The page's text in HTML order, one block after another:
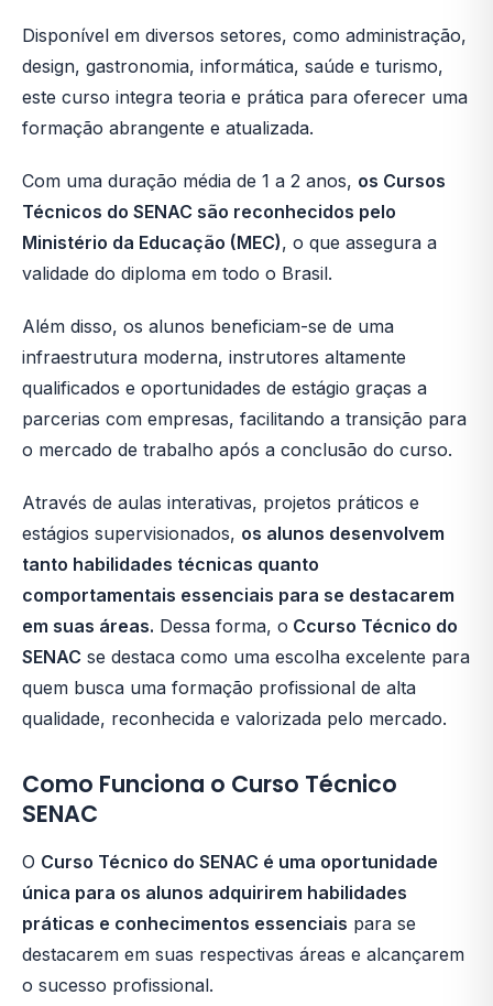
Disponível em diversos setores, como administração,
design, gastronomia, informática, saúde e turismo,
este curso integra teoria e prática para oferecer uma
formação abrangente e atualizada.
Com uma duração média de 1 a 2 anos, os Cursos
Técnicos do SENAC são reconhecidos pelo
Ministério da Educação (MEC), o que assegura a
validade do diploma em todo o Brasil.
Além disso, os alunos beneficiam-se de uma
infraestrutura moderna, instrutores altamente
qualificados e oportunidades de estágio graças a
parcerias com empresas, facilitando a transição para
o mercado de trabalho após a conclusão do curso.
Através de aulas interativas, projetos práticos e
estágios supervisionados, os alunos desenvolvem
tanto habilidades técnicas quanto
comportamentais essenciais para se destacarem
em suas áreas. Dessa forma, o Ccurso Técnico do
SENAC se destaca como uma escolha excelente para
quem busca uma formação profissional de alta
qualidade, reconhecida e valorizada pelo mercado.
Como Funciona o Curso Técnico
SENAC
O Curso Técnico do SENAC é uma oportunidade
única para os alunos adquirirem habilidades
práticas e conhecimentos essenciais para se
destacarem em suas respectivas áreas e alcançarem
o sucesso profissional.